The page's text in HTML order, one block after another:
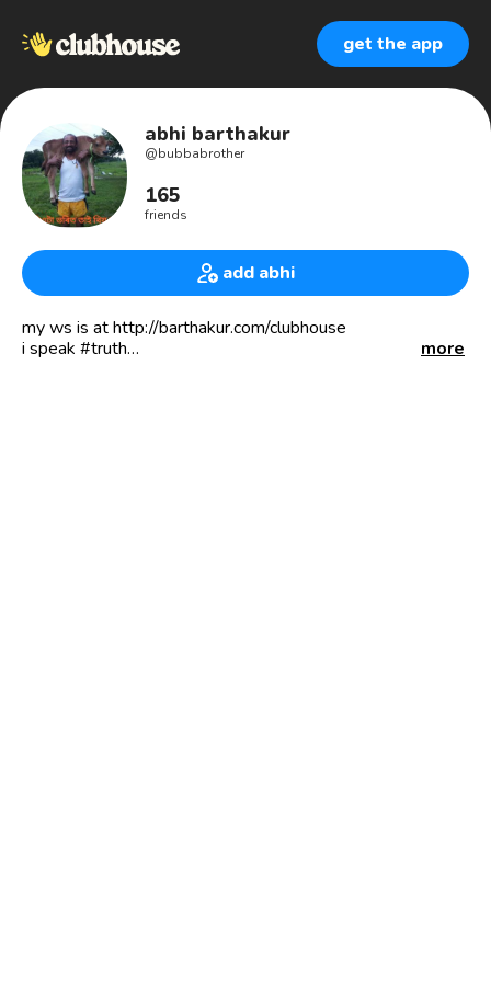
get the app
abhi barthakur
@bubbabrother
165
friends
add abhi
my ws is at http://barthakur.com/clubhouse
i speak #truth
more